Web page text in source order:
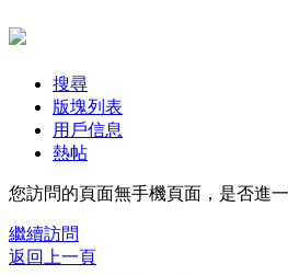
搜尋
版塊列表
用戶信息
熱帖
您訪問的頁面無手機頁面，是否進
繼續訪問
返回上一頁